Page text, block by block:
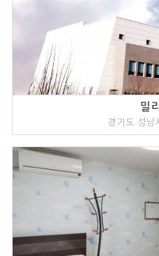
밀
경기도 성남